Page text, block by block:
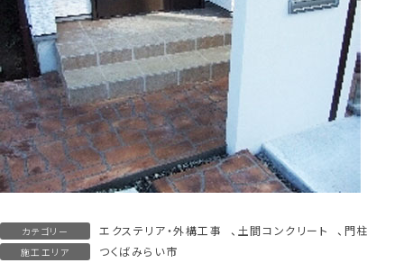
カテゴリー エクステリア・外構工事 、 土間コンクリート 、 門柱
施工エリア つくばみらい市